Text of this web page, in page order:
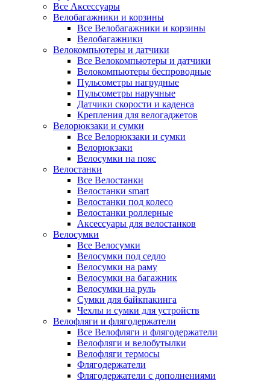
Все Аксессуары
Велобагажники и корзины
Все Велобагажники и корзины
Велобагажники
Велокомпьютеры и датчики
Все Велокомпьютеры и датчики
Велокомпьютеры беспроводные
Пульсометры нагрудные
Пульсометры наручные
Датчики скорости и каденса
Крепления для велогаджетов
Велорюкзаки и сумки
Все Велорюкзаки и сумки
Велорюкзаки
Велосумки на пояс
Велостанки
Все Велостанки
Велостанки smart
Велостанки под колесо
Велостанки роллерные
Аксессуары для велостанков
Велосумки
Все Велосумки
Велосумки под седло
Велосумки на раму
Велосумки на багажник
Велосумки на руль
Сумки для байкпакинга
Чехлы и сумки для устройств
Велофляги и флягодержатели
Все Велофляги и флягодержатели
Велофляги и велобутылки
Велофляги термосы
Флягодержатели
Флягодержатели с дополнениями